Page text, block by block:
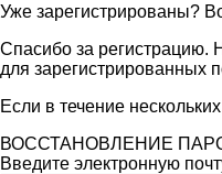
Уже зарегистрированы?
Спасибо за регистрацию.
для зарегистрированных
Если в течение
ВОССТАНОВЛЕНИЕ
Введите электронную